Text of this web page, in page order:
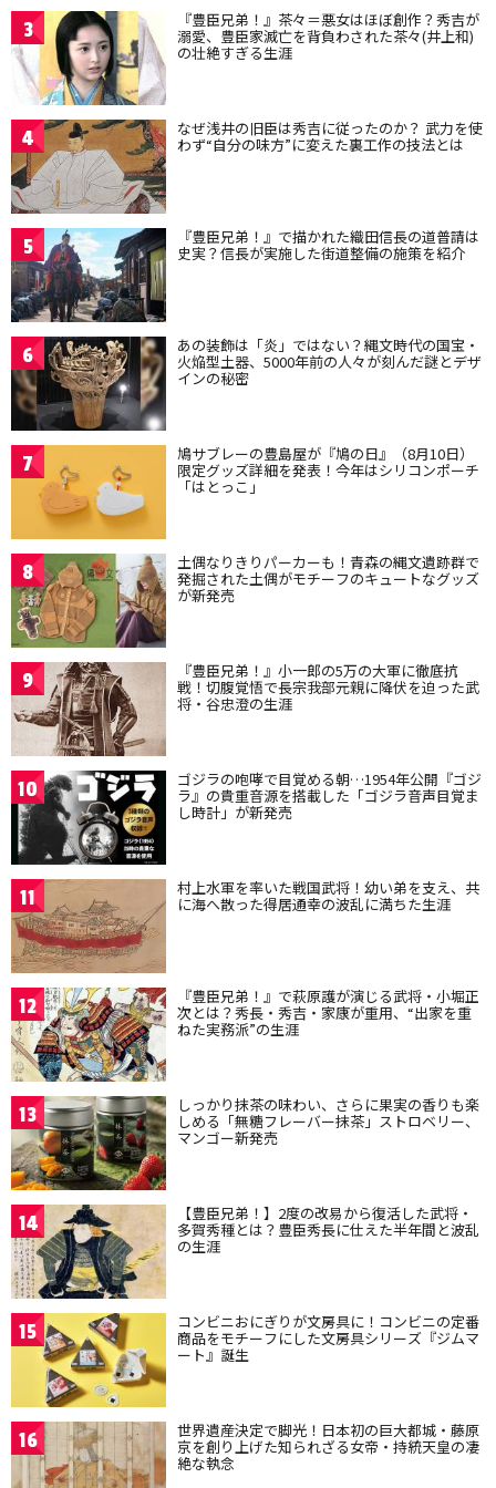
3 『豊臣兄弟！』茶々＝悪女はほぼ創作？秀吉が
溺愛、豊臣家滅亡を背負わされた茶々(井上和)
の壮絶すぎる生涯
4 なぜ浅井の旧臣は秀吉に従ったのか？ 武力を使
わず“自分の味方”に変えた裏工作の技法とは
5 『豊臣兄弟！』で描かれた織田信長の道普請は
史実？信長が実施した街道整備の施策を紹介
6 あの装飾は「炎」ではない？縄文時代の国宝・
火焔型土器、5000年前の人々が刻んだ謎とデザ
インの秘密
7 鳩サブレーの豊島屋が『鳩の日』（8月10日）
限定グッズ詳細を発表！今年はシリコンポーチ
「はとっこ」
8 土偶なりきりパーカーも！青森の縄文遺跡群で
発掘された土偶がモチーフのキュートなグッズ
が新発売
9 『豊臣兄弟！』小一郎の5万の大軍に徹底抗
戦！切腹覚悟で長宗我部元親に降伏を迫った武
将・谷忠澄の生涯
10 ゴジラの咆哮で目覚める朝…1954年公開『ゴジ
ラ』の貴重音源を搭載した「ゴジラ音声目覚ま
し時計」が新発売
11 村上水軍を率いた戦国武将！幼い弟を支え、共
に海へ散った得居通幸の波乱に満ちた生涯
12 『豊臣兄弟！』で萩原護が演じる武将・小堀正
次とは？秀長・秀吉・家康が重用、“出家を重
ねた実務派”の生涯
13 しっかり抹茶の味わい、さらに果実の香りも楽
しめる「無糖フレーバー抹茶」ストロベリー、
マンゴー新発売
14 【豊臣兄弟！】2度の改易から復活した武将・
多賀秀種とは？豊臣秀長に仕えた半年間と波乱
の生涯
15 コンビニおにぎりが文房具に！コンビニの定番
商品をモチーフにした文房具シリーズ『ジムマ
ート』誕生
16 世界遺産決定で脚光！日本初の巨大都城・藤原
京を創り上げた知られざる女帝・持統天皇の凄
絶な執念